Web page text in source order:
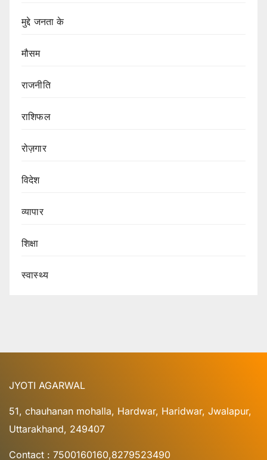
मुद्दे जनता के
मौसम
राजनीति
राशिफल
रोज़गार
विदेश
व्यापार
शिक्षा
स्वास्थ्य
JYOTI AGARWAL
51, chauhanan mohalla, Hardwar, Haridwar, Jwalapur,
Uttarakhand, 249407
Contact : 7500160160,8279523490